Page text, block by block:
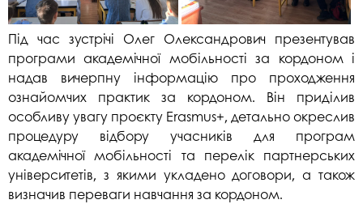
Під час зустрічі Олег Олександрович презентував
програми академічної мобільності за кордоном і
надав вичерпну інформацію про проходження
ознайомчих практик за кордоном. Він приділив
особливу увагу проєкту Erasmus+, детально окреслив
процедуру відбору учасників для програм
академічної мобільності та перелік партнерських
університетів, з якими укладено договори, а також
визначив переваги навчання за кордоном.